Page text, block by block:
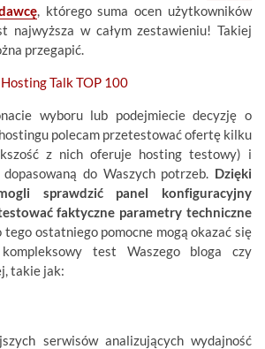
, którego suma ocen użytkowników
najwyższa w całym zestawieniu! Takiej
przegapić.
wyboru lub podejmiecie decyzję o
polecam przetestować ofertę kilku
z nich oferuje hosting testowy) i
do Waszych potrzeb. Dzięki
sprawdzić panel konfiguracyjny
faktyczne parametry techniczne
tego ostatniego pomocne mogą okazać się
test Waszego bloga czy
takie jak:
serwisów analizujących wydajność